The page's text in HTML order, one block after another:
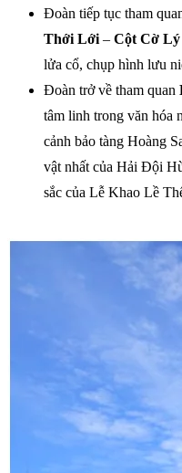
Đoàn tiếp tục tham
Thới Lới – Cột Cờ Lý
lửa cổ, chụp hình lưu
Đoàn trở về tham quan
tâm linh trong văn hóa
cảnh bảo tàng Hoàng
vật nhất của Hải Đội
sắc của Lễ Khao Lề